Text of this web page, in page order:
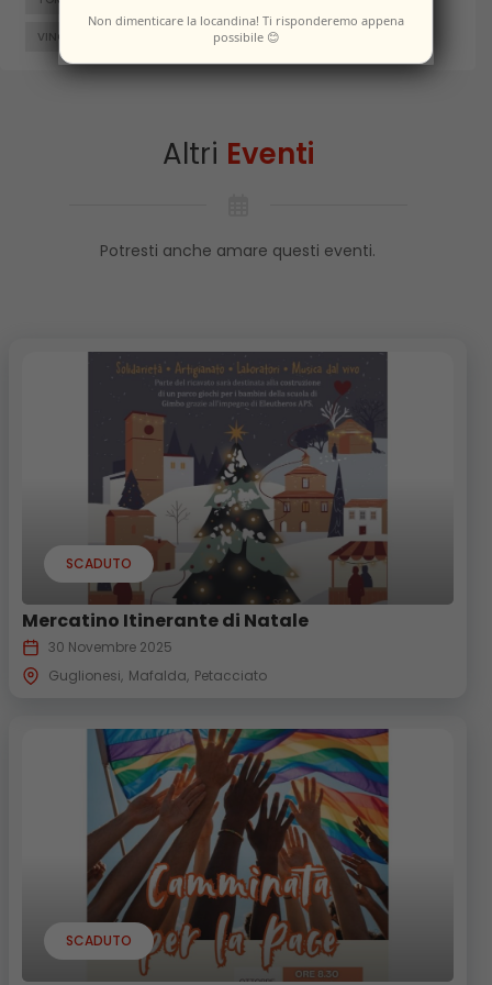
VINCHIATURO
Altri Eventi
Potresti anche amare questi eventi.
SCADUTO
Mercatino Itinerante di Natale
30 Novembre 2025
Guglionesi Mafalda Petacciato
SCADUTO
Non dimenticare la locandina! Ti risponderemo appena
possibile 😊